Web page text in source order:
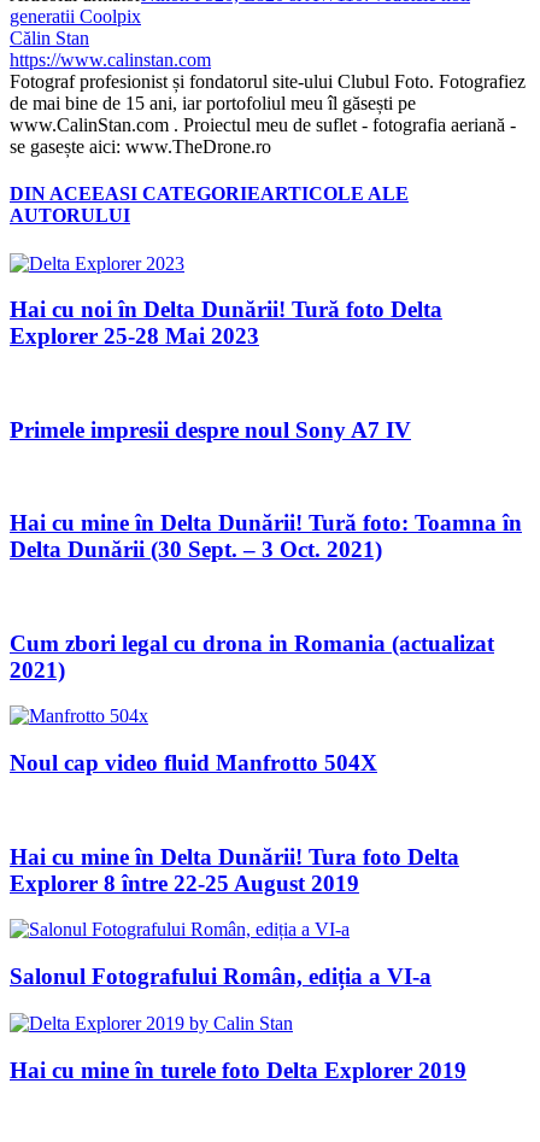
generatii Coolpix
Călin Stan
https://www.calinstan.com
Fotograf profesionist și fondatorul site-ului Clubul Foto. Fotografiez
de mai bine de 15 ani, iar portofoliul meu îl găsești pe
www.CalinStan.com . Proiectul meu de suflet - fotografia aeriană -
se gasește aici: www.TheDrone.ro
DIN ACEEASI CATEGORIEARTICOLE ALE
AUTORULUI
Hai cu noi în Delta Dunării! Tură foto Delta
Explorer 25-28 Mai 2023
Primele impresii despre noul Sony A7 IV
Hai cu mine în Delta Dunării! Tură foto: Toamna în
Delta Dunării (30 Sept. – 3 Oct. 2021)
Cum zbori legal cu drona in Romania (actualizat
2021)
Noul cap video fluid Manfrotto 504X
Hai cu mine în Delta Dunării! Tura foto Delta
Explorer 8 între 22-25 August 2019
Salonul Fotografului Român, ediția a VI-a
Hai cu mine în turele foto Delta Explorer 2019